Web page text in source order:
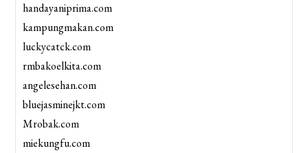
handayaniprima.com
kampungmakan.com
luckycatck.com
rmbakoelkita.com
angelesehan.com
bluejasminejkt.com
Mrobak.com
miekungfu.com